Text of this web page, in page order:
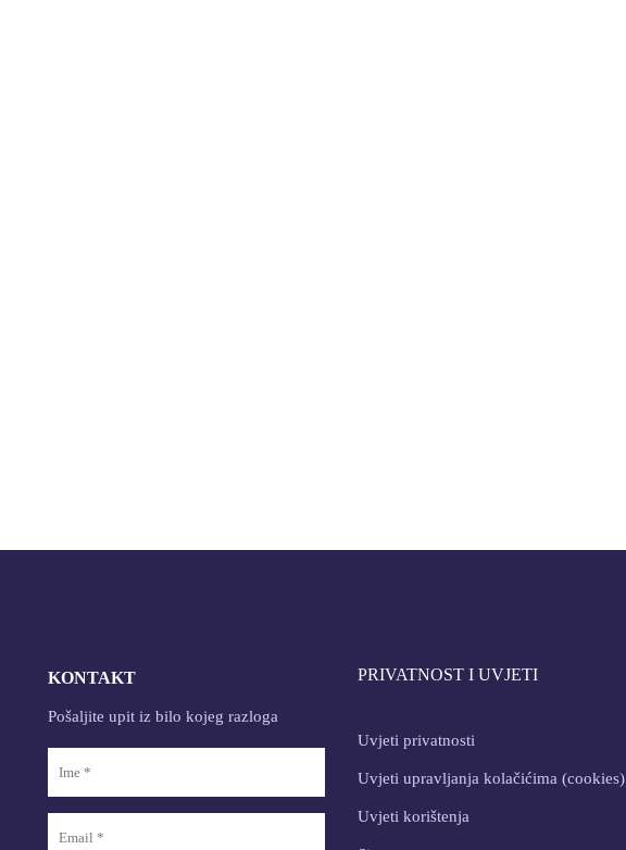
KONTAKT
Pošaljite upit iz bilo kojeg razloga
PRIVATNOST I UVJETI
Uvjeti privatnosti
Uvjeti upravljanja kolačićima (cookies)
Uvjeti korištenja